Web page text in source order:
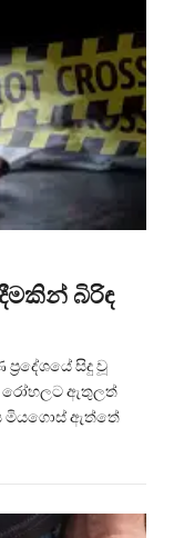
බිරිඳ
සිදු වූ
රෝහලට ඇතුලත්
මියගොස් ඇත්තේ